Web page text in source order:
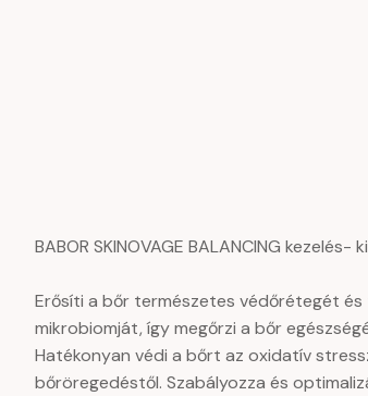
BABOR SKINOVAGE BALANCING
Erősíti a bőr természetes védőrétegét
mikrobiomját, így megőrzi a bőr
Hatékonyan védi a bőrt az oxidatív
bőröregedéstől. Szabályozza és